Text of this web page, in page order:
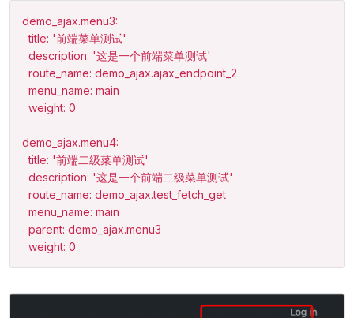
demo_ajax.menu3:
  title: '前端菜单测试'
  description: '这是一个前端菜单测试'
  route_name: demo_ajax.ajax_endpoint_2
  menu_name: main
  weight: 0
demo_ajax.menu4:
  title: '前端二级菜单测试'
  description: '这是一个前端二级菜单测试'
  route_name: demo_ajax.test_fetch_get
  menu_name: main
  parent: demo_ajax.menu3
  weight: 0